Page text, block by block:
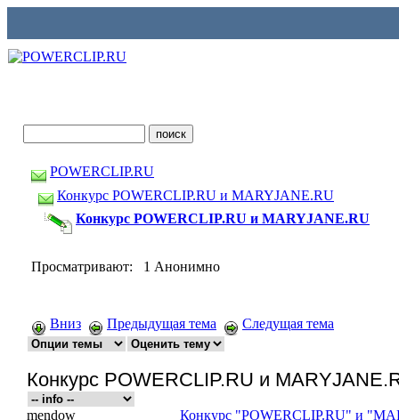
POWERCLIP.RU
Конкурс POWERCLIP.RU и MARYJANE.RU
Конкурс POWERCLIP.RU и MARYJANE.RU
Просматривают: 1 Анонимно
Вниз Предыдущая тема Следущая тема
Конкурс POWERCLIP.RU и
mendow
Конкурс "POWERCLIP.RU" и